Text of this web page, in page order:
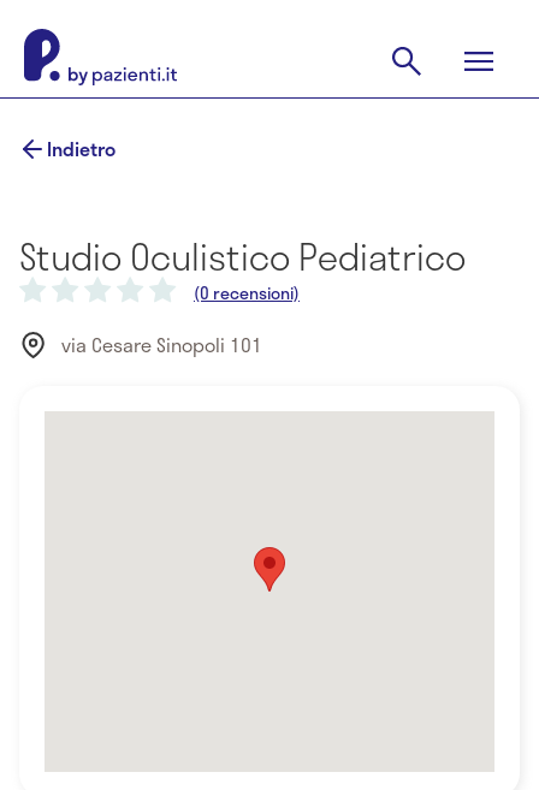
Indietro
Studio Oculistico Pediatrico
(0 recensioni)
via Cesare Sinopoli 101